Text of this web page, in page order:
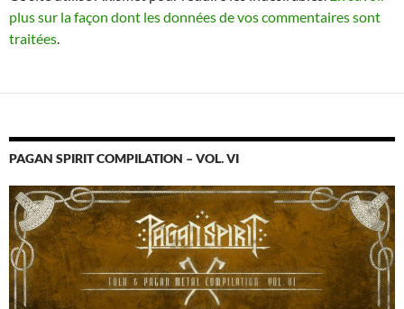
plus sur la façon dont les données de vos commentaires sont
traitées.
PAGAN SPIRIT COMPILATION – VOL. VI